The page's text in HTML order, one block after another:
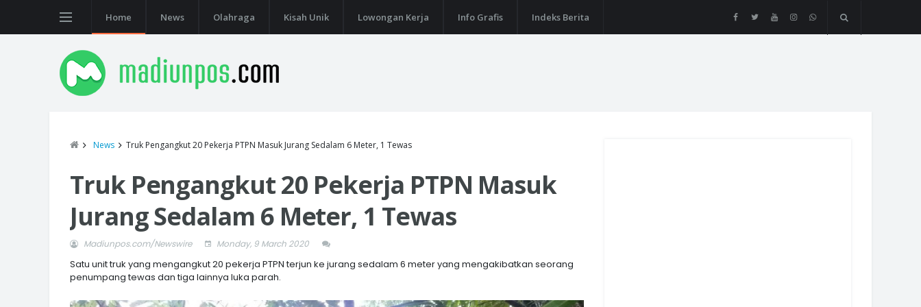
Home News Olahraga Kisah Unik Lowongan Kerja Info Grafis Indeks Berita
News Truk Pengangkut 20 Pekerja PTPN Masuk Jurang Sedalam 6 Meter, 1 Tewas
Truk Pengangkut 20 Pekerja PTPN Masuk
Jurang Sedalam 6 Meter, 1 Tewas
Madiunpos.com/Newswire Monday, 9 March 2020
Satu unit truk yang mengangkut 20 pekerja PTPN terjun ke jurang sedalam 6 meter yang mengakibatkan seorang
penumpang tewas dan tiga lainnya luka parah.